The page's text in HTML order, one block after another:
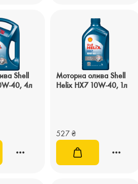
Shell
40, 4л
Моторна олива Shell
Helix HX7 10W-40, 1л
527₴